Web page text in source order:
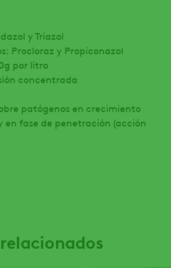
y Triazol
Procloraz y Propiconazol
por litro
concentrada
patógenos en crecimiento
en fase de penetración (acción